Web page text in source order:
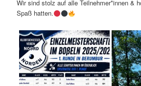
Wir sind stolz auf alle Teilnehmer*innen &
Spaß hatten.